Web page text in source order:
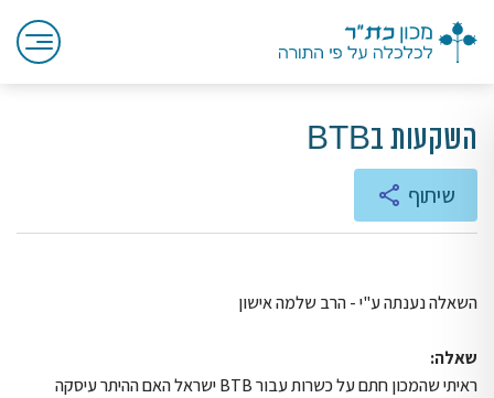
השקעות בBTB
שיתוף
השאלה נענתה ע"י - הרב שלמה אישון
שאלה:
ראיתי שהמכון חתם על כשרות עבור BTB ישראל האם ההיתר עיסקה